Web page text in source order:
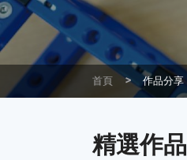
首頁 作品分享
精選作品